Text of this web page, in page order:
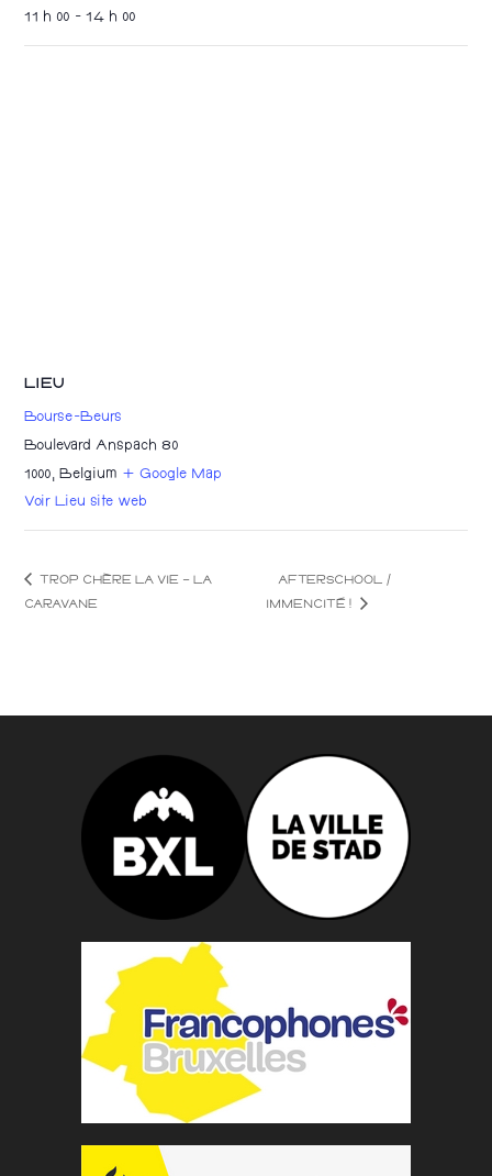
11 h 00 - 14 h 00
LIEU
Bourse-Beurs
Boulevard Anspach 80
1000 , Belgium + Google Map
Voir Lieu site web
TROP CHÈRE LA VIE – LA
CARAVANE
AFTERSCHOOL /
IMMENCITÉ !